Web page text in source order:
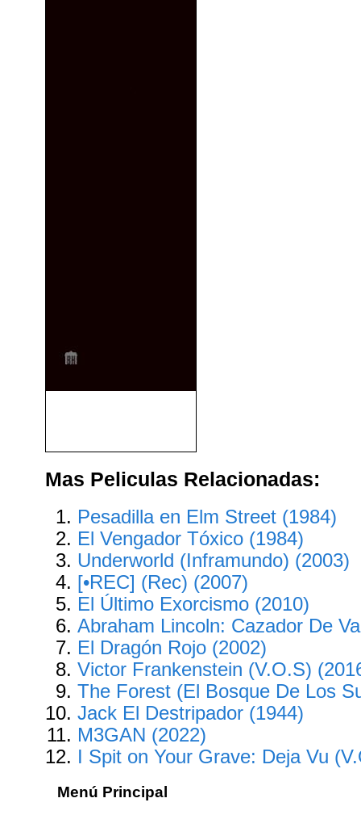
Mas Peliculas Relacionadas:
Pesadilla en Elm Street (1984)
El Vengador Tóxico (1984)
Underworld (Inframundo) (2003)
[•REC] (Rec) (2007)
El Último Exorcismo (2010)
Abraham Lincoln: Cazador De
El Dragón Rojo (2002)
Victor Frankenstein (V.O.S)
The Forest (El Bosque De Los
Jack El Destripador (1944)
M3GAN (2022)
I Spit on Your Grave: Deja Vu
Menú Principal